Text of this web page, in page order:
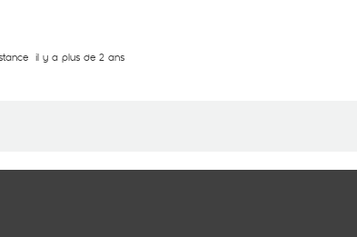
il y a plus de 2 ans